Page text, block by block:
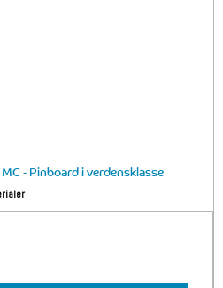
- Pinboard i verdensklasse